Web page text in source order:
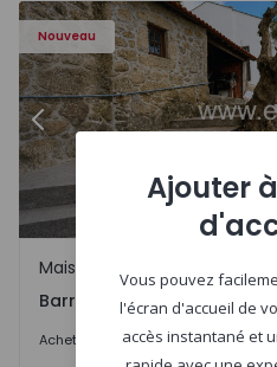
Nouveau
- 9
Maison T2 Viana do
Précédent
Barroselas e Carvoeiro,
Maison
Barroselas e Carvoeiro,
Acheter 285.000 €
Ajouter
Vous pouvez
l'écran d'accueil de
accès instantané et